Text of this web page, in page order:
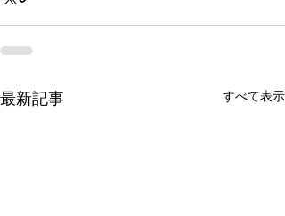
最新記事 すべて表示